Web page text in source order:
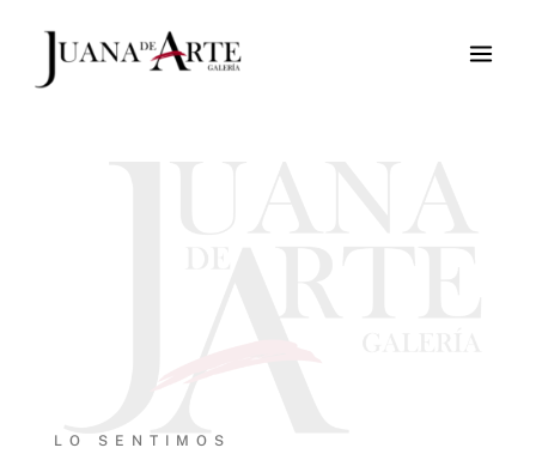
LO SENTIMOS